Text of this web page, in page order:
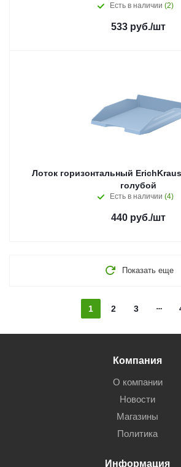
Есть в наличии (2)
533руб./шт
Лоток горизонтальный
голубой
Есть в наличии (4)
440руб./шт
Показать еще
1 2 3
Компания
О компании
Новости
Магазины
Политика
Информация